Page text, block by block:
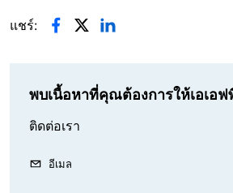
แชร์:
พบเนื้อหาที่คุณต้องการให้เอเอ
ติดต่อเรา
อีเมล